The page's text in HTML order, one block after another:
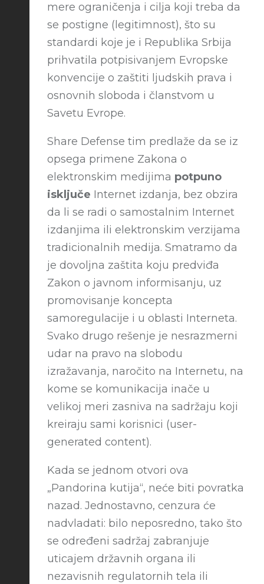
mere ograničenja i cilja koji treba da
se postigne (legitimnost), što su
standardi koje je i Republika Srbija
prihvatila potpisivanjem Evropske
konvencije o zaštiti ljudskih prava i
osnovnih sloboda i članstvom u
Savetu Evrope.
Share Defense tim predlaže da se iz
opsega primene Zakona o
elektronskim medijima potpuno
isključe Internet izdanja, bez obzira
da li se radi o samostalnim Internet
izdanjima ili elektronskim verzijama
tradicionalnih medija. Smatramo da
je dovoljna zaštita koju predviđa
Zakon o javnom informisanju, uz
promovisanje koncepta
samoregulacije i u oblasti Interneta.
Svako drugo rešenje je nesrazmerni
udar na pravo na slobodu
izražavanja, naročito na Internetu, na
kome se komunikacija inače u
velikoj meri zasniva na sadržaju koji
kreiraju sami korisnici (user-
generated content).
Kada se jednom otvori ova
„Pandorina kutija“, neće biti povratka
nazad. Jednostavno, cenzura će
nadvladati: bilo neposredno, tako što
se određeni sadržaj zabranjuje
uticajem državnih organa ili
nezavisnih regulatornih tela ili